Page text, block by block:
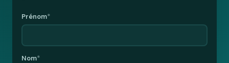
Prénom*
Nom*